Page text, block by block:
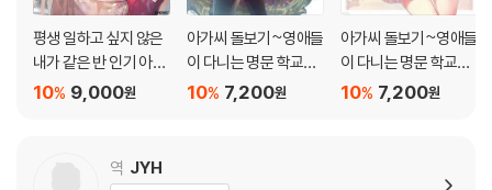
평생 일하고 싶지 않은
내가 같은 반 인기 아이
돌의 눈에 들면 7
9,000원
10%
아가씨 돌보기~영애들
이 다니는 명문 학교에
서 제일가는 아가씨(생
7,200원
10%
아가씨 돌보기~영애들
이 다니는 명문 학교에
서 제일가는 아가씨(생
7,200원
10%
역 JYH